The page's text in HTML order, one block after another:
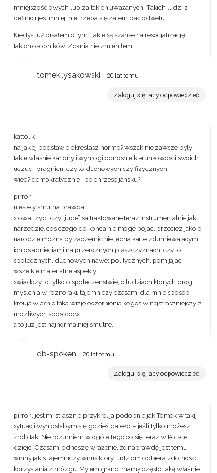
mniejszościowych lub za takich uważanych. Takich ludzi z
definicji jest mniej, nie trzeba się zatem bać odwetu.
Kiedyś już pisałem o tym , jakie są szanse na resocjalizację
takich osobników. Zdania nie zmieniłem…
tomek.lysakowski 20 lat temu
Zaloguj się, aby odpowiedzieć
kattolik
na jakiej podstawie okreslasz norme? wszak nie zawsze byly
takie wlasnie kanony i wymogi odnosnie kierunkowosci swoich
uczuc i pragnien, czy to duchowych czy fizycznych.
wiec? demokratycznie i po chrzescijansku?
pirron
niestety smutna prawda.
slowa „zyd” czy „jude” sa traktowane teraz instrumentalnie jak
narzedzie. cos czego do konca nie moge pojac, przeciez jako o
narodzie mozna by zaczernic nie jedna karte zdumiewajacymi
ich osiagnieciami na przeroznych plaszczyznach, czy to
spolecznych, duchowych nawet politycznych. pomijajac
wszelkie materialne aspekty.
swiadczy to tylko o spoleczenstwie, o ludziach ktorych drogi
myslenia w roznoraki, tajemniczy czasami dla mnie sposob
kreuja wlasnie taka wizje oczernienia kogos w najstraszniejszy z
mozliwych sposobow.
a to juz jest najnormalniej smutne.
db-spoken 20 lat temu
Zaloguj się, aby odpowiedzieć
pirron, jest mi strasznie przykro, ja podobnie jak Tomek w takij
sytuacji wyniosłabym się gdzieś daleko – jeśli tylko możesz,
zrób tak. Nie rozumiem w ogóle tego co się teraz w Polsce
dzieje. Czasami odnoszę wrażenie, że naprawdę jest temu
winny jakiś tajemniczy wirus który ludziom odbiera zdolność
korzystania z mózgu. My emigranci mamy często taką właśnie